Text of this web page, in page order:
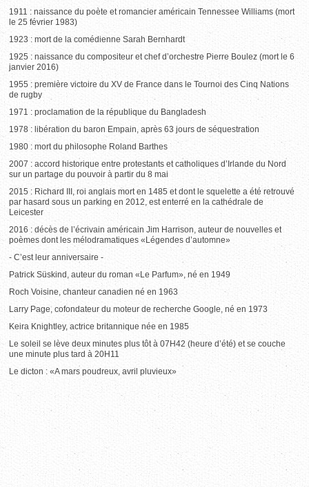
1911 : naissance du poète et romancier américain Tennessee Williams (mort
le 25 février 1983)
1923 : mort de la comédienne Sarah Bernhardt
1925 : naissance du compositeur et chef d’orchestre Pierre Boulez (mort le 6
janvier 2016)
1955 : première victoire du XV de France dans le Tournoi des Cinq Nations
de rugby
1971 : proclamation de la république du Bangladesh
1978 : libération du baron Empain, après 63 jours de séquestration
1980 : mort du philosophe Roland Barthes
2007 : accord historique entre protestants et catholiques d’Irlande du Nord
sur un partage du pouvoir à partir du 8 mai
2015 : Richard III, roi anglais mort en 1485 et dont le squelette a été retrouvé
par hasard sous un parking en 2012, est enterré en la cathédrale de
Leicester
2016 : décès de l’écrivain américain Jim Harrison, auteur de nouvelles et
poèmes dont les mélodramatiques «Légendes d’automne»
- C’est leur anniversaire -
Patrick Süskind, auteur du roman «Le Parfum», né en 1949
Roch Voisine, chanteur canadien né en 1963
Larry Page, cofondateur du moteur de recherche Google, né en 1973
Keira Knightley, actrice britannique née en 1985
Le soleil se lève deux minutes plus tôt à 07H42 (heure d’été) et se couche
une minute plus tard à 20H11
Le dicton : «A mars poudreux, avril pluvieux»